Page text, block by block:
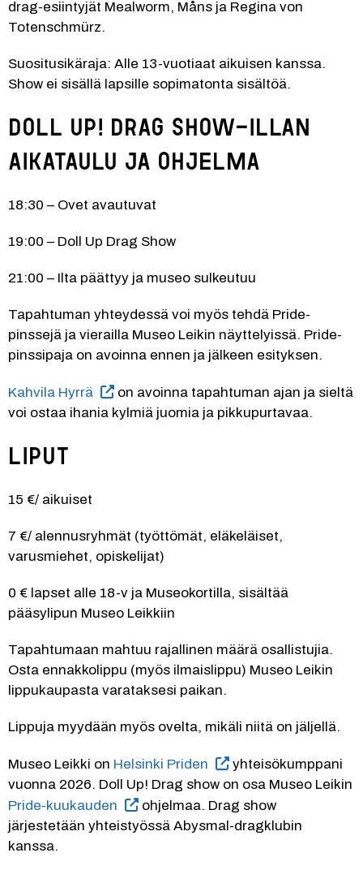
drag-esiintyjät Mealworm, Måns ja Regina von
Totenschmürz.
Suositusikäraja: Alle 13-vuotiaat aikuisen kanssa.
Show ei sisällä lapsille sopimatonta sisältöä.
Doll Up! Drag show-illan
aikataulu ja ohjelma
18:30 – Ovet avautuvat
19:00 – Doll Up Drag Show
21:00 – Ilta päättyy ja museo sulkeutuu
Tapahtuman yhteydessä voi myös tehdä Pride-
pinssejä ja vierailla Museo Leikin näyttelyissä. Pride-
pinssipaja on avoinna ennen ja jälkeen esityksen.
Kahvila Hyrrä
on avoinna tapahtuman ajan ja sieltä
voi ostaa ihania kylmiä juomia ja pikkupurtavaa.
Liput
15 €/ aikuiset
7 €/ alennusryhmät (työttömät, eläkeläiset,
varusmiehet, opiskelijat)
0 € lapset alle 18-v ja Museokortilla, sisältää
pääsylipun Museo Leikkiin
Tapahtumaan mahtuu rajallinen määrä osallistujia.
Osta ennakkolippu (myös ilmaislippu) Museo Leikin
lippukaupasta varataksesi paikan.
Lippuja myydään myös ovelta, mikäli niitä on jäljellä.
Museo Leikki on Helsinki Priden
yhteisökumppani
vuonna 2026. Doll Up! Drag show on osa Museo Leikin
Pride-kuukauden
ohjelmaa. Drag show
järjestetään yhteistyössä Abysmal-dragklubin
kanssa.